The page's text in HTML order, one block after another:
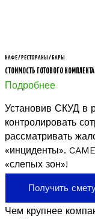
КАФЕ / РЕСТОРАНЫ / БАРЫ
СТОИМОСТЬ ГОТОВОГО
Подробнее
Установив СКУД в
контролировать
рассматривать
«инциденты».
«слепых зон»!
Получить
Чем крупнее